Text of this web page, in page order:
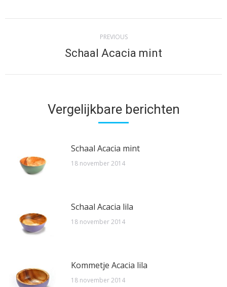
navigation
PREVIOUS
Previous
Schaal Acacia mint
Vergelijkbare berichten
Schaal Acacia mint
18 november 2014
Schaal Acacia lila
18 november 2014
Kommetje Acacia lila
18 november 2014